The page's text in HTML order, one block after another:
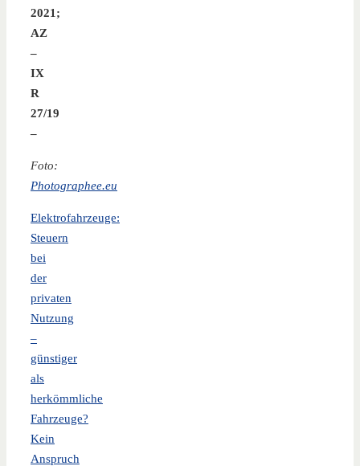
2021;
AZ
–
IX
R
27/19
–
Foto:
Photographee.eu
Elektrofahrzeuge:
Steuern
bei
der
privaten
Nutzung
–
günstiger
als
herkömmliche
Fahrzeuge?
Kein
Anspruch